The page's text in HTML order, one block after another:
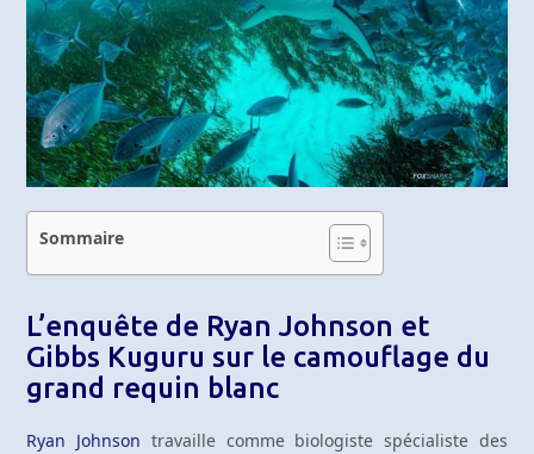
Sommaire
L’enquête de Ryan Johnson et
Gibbs Kuguru sur le camouflage du
grand requin blanc
Ryan Johnson travaille comme biologiste spécialiste des